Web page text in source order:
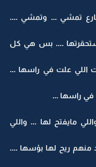
تمشي ... وتمشي ....
.... بس هي كل
اللي علت في راسها ...
في راسها ...
مايفتح لها ... واللي
منهم ريح لها بؤسها ....